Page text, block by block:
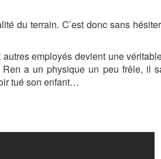
du terrain. C’est donc sans
employés devient une
a un physique un peu frêle, il
tué son enfant…